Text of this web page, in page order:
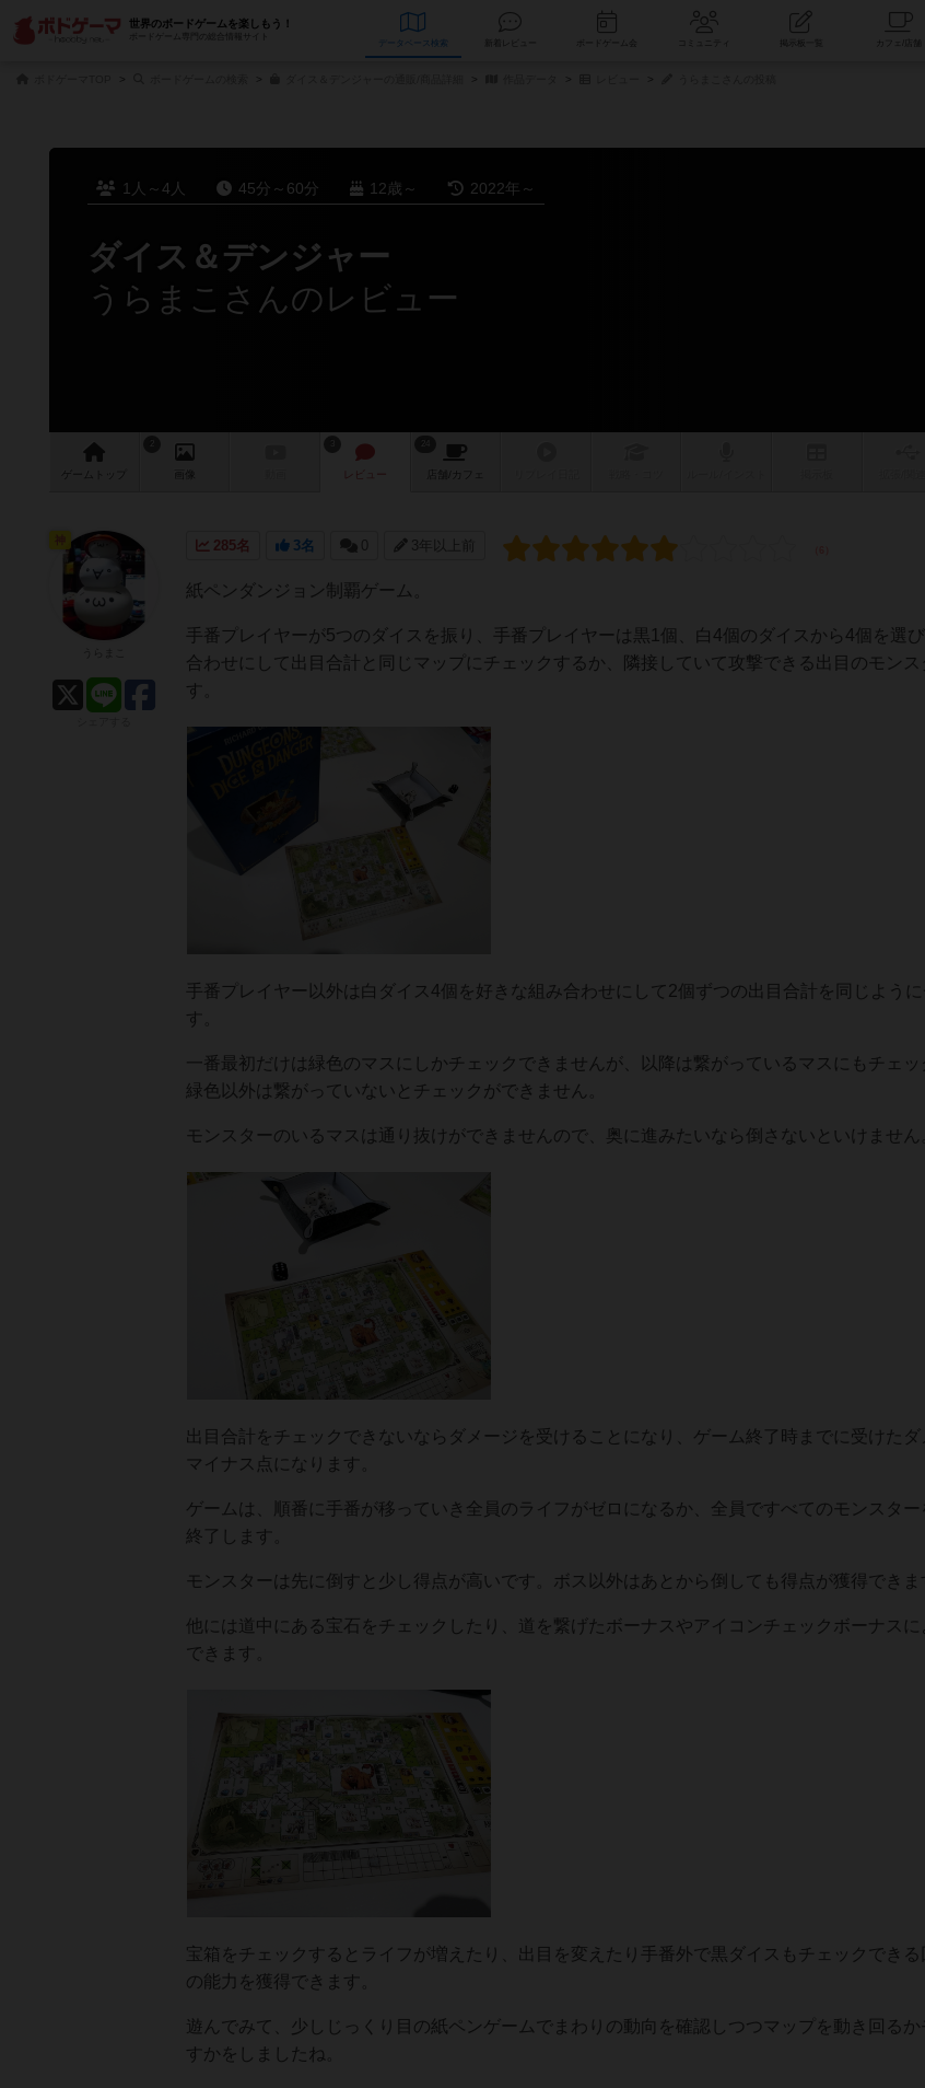
世界のボードゲームを楽しもう！
ボードゲーム専門の総合情報サイト
データベース コミュニティ
1人～4人 45分～60分 12歳～ 2022年～
ダイス＆デンジャー
うらまこさんのレビュー
ゲーム 画像 レビュー 店舗/ カフェ
285名 3名 0 3年以上前
紙ペンダンジョン制覇ゲーム。
手番プレイヤーが5つのダイスを振り、手番プレイヤーは黒1個、白4個のダイスから4個を選
合わせにして出目合計と同じマップにチェックするか、隣接していて攻撃できる出目のモンス
す。
手番プレイヤー以外は白ダイス4個を好きな組み合わせにして2個ずつの出目合計を同じように
す。
一番最初だけは緑色のマスにしかチェックできませんが、以降は繋がっているマスにもチェッ
緑色以外は繋がっていないとチェックができません。
モンスターのいるマスは通り抜けができませんので、奥に進みたいなら倒さないといけません
出目合計をチェックできないならダメージを受けることになり、ゲーム終了時までに受けたダ
マイナス点になります。
ゲームは、順番に手番が移っていき全員のライフがゼロになるか、全員ですべてのモンスター
終了します。
モンスターは先に倒すと少し得点が高いです。ボス以外はあとから倒しても得点が獲得できま
他には道中にある宝石をチェックしたり、道を繋げたボーナスやアイコンチェックボーナスに
できます。
宝箱をチェックするとライフが増えたり、出目を変えたり手番外で黒ダイスもチェックできる
の能力を獲得できます。
遊んでみて、少しじっくり目の紙ペンゲームでまわりの動向を確認しつつマップを動き回るか
すかをしましたね。